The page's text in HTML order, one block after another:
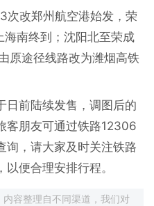
次改郑州航空港始发，荣
南终到；沈阳北至荣成
原途径线路改为潍烟高铁
日前陆续发售，调图后的
客朋友可通过铁路12306
询，请大家及时关注铁路
便合理安排行程。
容整理自不同渠道，我们对